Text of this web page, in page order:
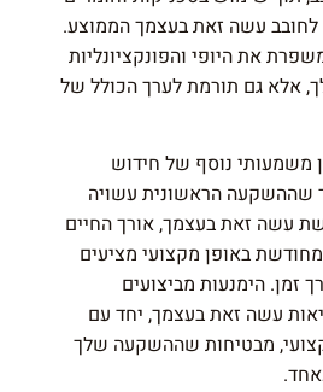
לחובב עשה זאת בעצמך הממוצע.
את היופי והפונקציונליות
אלא גם תורמת לערך הכולל של
משמעותי נוסף של חידוש
שההשקעה הראשונית עשויה
עשה זאת בעצמך, אורך החיים
באופן מקצועי מציעים
זמן. הימנעות מביצועים
עשה זאת בעצמך, יחד עם
מבטיחות שההשקעה שלך